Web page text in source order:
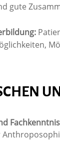
gute